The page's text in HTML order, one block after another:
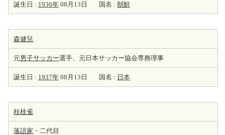
誕生日 : 1936年 08月13日 国名 : 朝鮮
森健兒
元男子サッカー選手、元日本サッカー協会専務理事
誕生日 : 1937年 08月13日 国名 : 日本
桂枝雀
落語家 ・二代目